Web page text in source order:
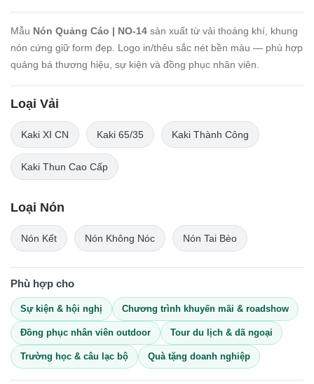
Mẫu Nón Quảng Cáo | NO-14 sản xuất từ vải thoáng khí, khung
nón cứng giữ form đẹp. Logo in/thêu sắc nét bền màu — phù hợp
quảng bá thương hiệu, sự kiện và đồng phục nhân viên.
Loại Vải
Kaki XI CN Kaki 65/35 Kaki Thành Công
Kaki Thun Cao Cấp
Loại Nón
Nón Kết Nón Không Nóc Nón Tai Bèo
Phù hợp cho
Sự kiện & hội nghị Chương trình khuyến mãi & roadshow
Đồng phục nhân viên outdoor Tour du lịch & dã ngoại
Trường học & câu lạc bộ Quà tặng doanh nghiệp